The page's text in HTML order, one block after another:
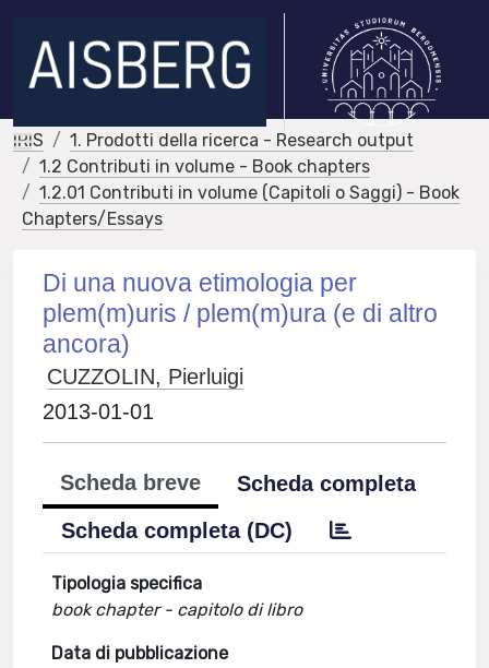
IRIS
1. Prodotti della ricerca - Research output
1.2 Contributi in volume - Book chapters
1.2.01 Contributi in volume (Capitoli o Saggi) - Book
Chapters/Essays
Di una nuova etimologia per
plem(m)uris / plem(m)ura (e di altro
ancora)
CUZZOLIN, Pierluigi
2013-01-01
Scheda breve
Scheda completa
Scheda completa (DC)
Tipologia specifica
book chapter - capitolo di libro
Data di pubblicazione